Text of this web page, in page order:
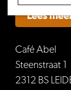
Café Abel
Steenstraat 1
2312 BS
Lees